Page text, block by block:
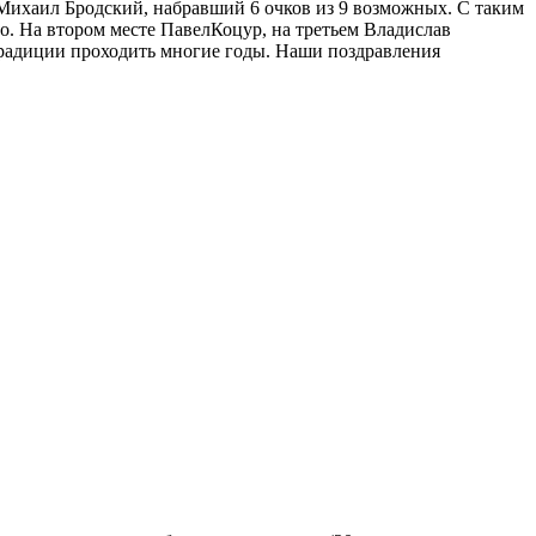
Бродский, набравший 6 очков из 9 возможных. С таким
На втором месте ПавелКоцур, на третьем Владислав
проходить многие годы. Наши поздравления